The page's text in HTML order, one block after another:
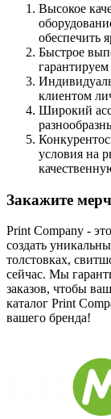
Высокое
обеспечить
Быстрое
клиентом
Широкий
условия на
Закажите
Print Company -
создать
толстовках,
сейчас. Мы
заказов, чтобы
каталог Print
вашего бренда!